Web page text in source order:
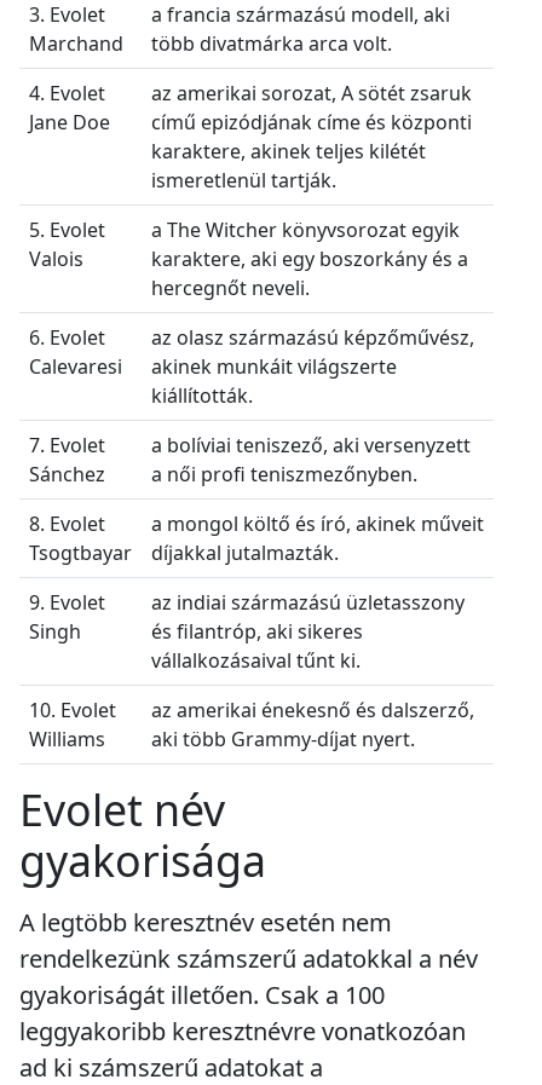
3. Evolet
Marchand
a francia származású modell, aki
több divatmárka arca volt.
4. Evolet
Jane Doe
az amerikai sorozat, A sötét zsaruk
című epizódjának címe és központi
karaktere, akinek teljes kilétét
ismeretlenül tartják.
5. Evolet
Valois
a The Witcher könyvsorozat egyik
karaktere, aki egy boszorkány és a
hercegnőt neveli.
6. Evolet
Calevaresi
az olasz származású képzőművész,
akinek munkáit világszerte
kiállították.
7. Evolet
Sánchez
a bolíviai teniszező, aki versenyzett
a női profi teniszmezőnyben.
8. Evolet
Tsogtbayar
a mongol költő és író, akinek műveit
díjakkal jutalmazták.
9. Evolet
Singh
az indiai származású üzletasszony
és filantróp, aki sikeres
vállalkozásaival tűnt ki.
10. Evolet
Williams
az amerikai énekesnő és dalszerző,
aki több Grammy-díjat nyert.
Evolet név
gyakorisága
A legtöbb keresztnév esetén nem
rendelkezünk számszerű adatokkal a név
gyakoriságát illetően. Csak a 100
leggyakoribb keresztnévre vonatkozóan
ad ki számszerű adatokat a